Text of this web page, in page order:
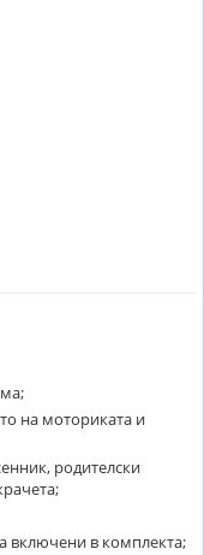
на моториката и
родителски
включени в комплекта;